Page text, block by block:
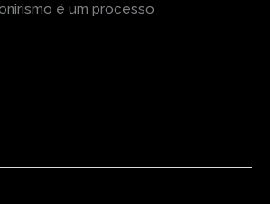
é um processo